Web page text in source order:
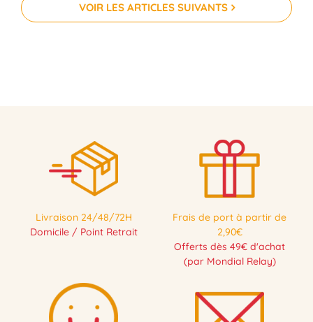
VOIR LES ARTICLES SUIVANTS
Livraison 24/48/72H
Domicile / Point Retrait
Frais de port à partir de
2,90€
Offerts dès 49€ d'achat
(par Mondial Relay)